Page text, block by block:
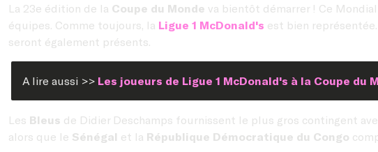
La 23e édition de la Coupe du Monde va bientôt démarrer ! Ce
équipes. Comme toujours, la Ligue 1 McDonald's est bien
seront également présents.
A lire aussi >> Les joueurs de Ligue 1 McDonald's à la Coupe du
Les Bleus de Didier Deschamps fournissent le plus gros contingent
alors que le Sénégal et la République Démocratique du Congo